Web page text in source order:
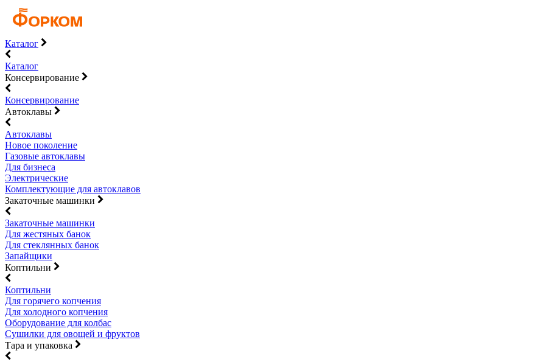
Каталог
Каталог
Консервирование
Консервирование
Автоклавы
Автоклавы
Новое поколение
Газовые автоклавы
Для бизнеса
Электрические
Комплектующие для автоклавов
Закаточные машинки
Закаточные машинки
Для жестяных банок
Для стеклянных банок
Запайщики
Коптильни
Коптильни
Для горячего копчения
Для холодного копчения
Оборудование для колбас
Сушилки для овощей и фруктов
Тара и упаковка